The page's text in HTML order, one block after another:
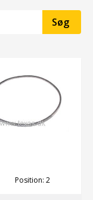
Position: 2